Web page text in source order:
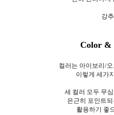
강
Color &
컬러는 아이보리/
이렇게 세가
세 컬러 모두 무
은근히 포인트
활용하기 좋